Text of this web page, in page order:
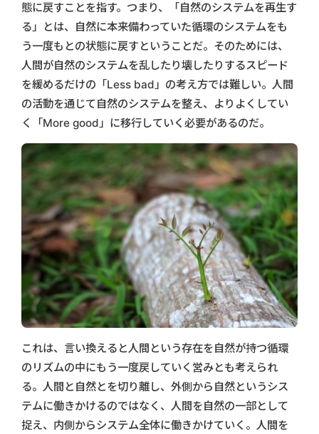
態に戻すことを指す。つまり、「自然のシステムを再生す
る」とは、自然に本来備わっていた循環のシステムをも
う一度もとの状態に戻すということだ。そのためには、
人間が自然のシステムを乱したり壊したりするスピード
を緩めるだけの「Less bad」の考え方では難しい。人間
の活動を通じて自然のシステムを整え、よりよくしてい
く「More good」に移行していく必要があるのだ。
これは、言い換えると人間という存在を自然が持つ循環
のリズムの中にもう一度戻していく営みとも考えられ
る。人間と自然とを切り離し、外側から自然というシス
テムに働きかけるのではなく、人間を自然の一部として
捉え、内側からシステム全体に働きかけていく。人間を